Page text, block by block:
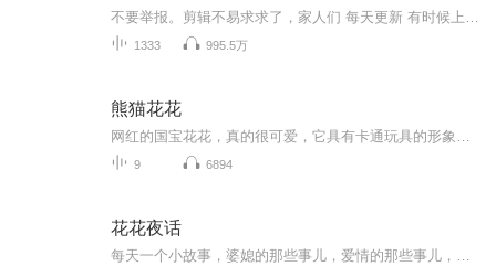
1333 995.5万
熊猫花花
9 6894
花花夜话